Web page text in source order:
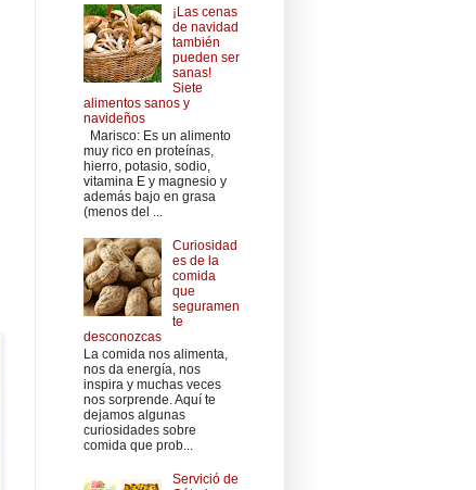
¡Las cenas
de navidad
también
pueden ser
sanas!
Siete
alimentos sanos y
navideños
Marisco: Es un alimento
muy rico en proteínas,
hierro, potasio, sodio,
vitamina E y magnesio y
además bajo en grasa
(menos del ...
Curiosidad
es de la
comida
que
seguramen
te
desconozcas
La comida nos alimenta,
nos da energía, nos
inspira y muchas veces
nos sorprende. Aquí te
dejamos algunas
curiosidades sobre
comida que prob...
Servició de